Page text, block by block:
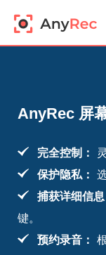
AnyRec 屏
完全控制：
保护隐私：
捕获详细信息
键。
预约录音：